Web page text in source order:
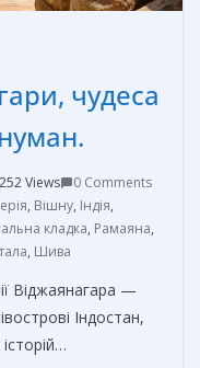
чудеса
Views
0 Comments
, Вішну, Індія,
кладка, Рамаяна,
, Шива
Віджаянагара —
Індостан,